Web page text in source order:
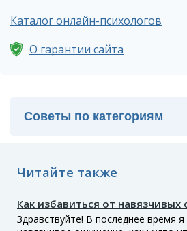
Каталог онлайн-психологов
О гарантии сайта
Читайте также
Как избавиться от
Здравствуйте! В последнее время